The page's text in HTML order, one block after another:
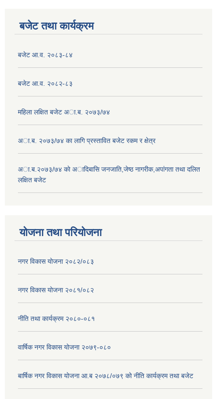
बजेट तथा कार्यक्रम
बजेट आ.व. २०८३-८४
बजेट आ.व. २०८२-८३
महिला लक्षित बजेट अा.ब. २०७३/७४
अा.ब. २०७३/७४ का लागि प्रस्तावित बजेट रकम र क्षेत्र
अा.ब.२०७३/७४ काे अादिबासि जनजाति,जेष्ठ नागरीक,अपांगता तथा दलित
लक्षित बजेट
योजना तथा परियोजना
नगर विकास योजना २०८२/०८३
नगर विकास योजना २०८१/०८२
नीति तथा कार्यक्रम २०८०-०८१
वार्षिक नगर विकास योजना २०७९-०८०
बार्षिक नगर विकास योजना आ.ब २०७८/०७९ को नीति कार्यक्रम तथा बजेट